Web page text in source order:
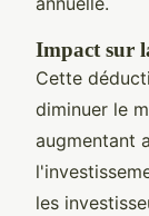
Impact sur
Cette
diminuer le
augmentant
les